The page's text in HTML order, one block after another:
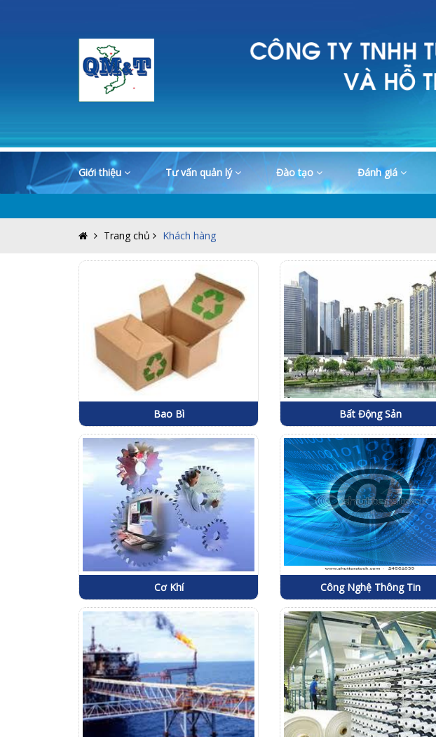
Giới thiệu Tư vấn quản lý Đào tạo Đánh giá
Trang chủ Khách hàng
Bao Bì Bất Động Sản
Cơ Khí Công Nghệ Thông Tin